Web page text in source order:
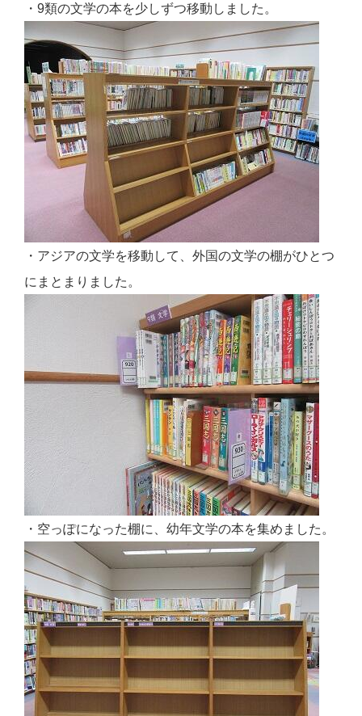
・9類の文学の本を少しずつ移動しました。
・アジアの文学を移動して、外国の文学の棚がひとつ
にまとまりました。
・空っぽになった棚に、幼年文学の本を集めました。